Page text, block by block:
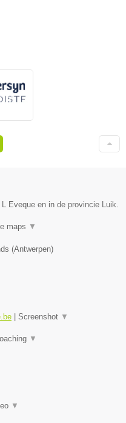
Eveque en in de provincie Luik.
maps ▼
(Antwerpen)
Screenshot ▼
▼
▼